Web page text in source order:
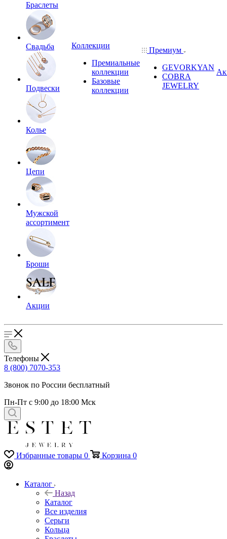
Браслеты
Свадьба
Подвески
Колье
Цепи
Мужской
ассортимент
Броши
Акции
Коллекции
Премиальные
коллекции
Базовые
коллекции
Премиум
GEVORKYAN
COBRA
JEWELRY
Телефоны
8 (800) 7070-353
Звонок по России бесплатный
Пн-Пт с 9:00 до 18:00 Мск
Избранные товары 0 Корзина 0
Каталог
Назад
Каталог
Все изделия
Серьги
Кольца